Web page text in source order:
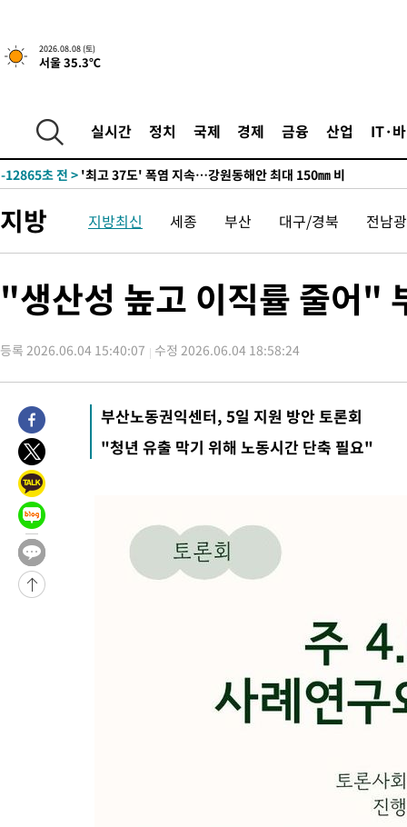
2026.08.08 (토)
서울 35.3℃
실시간 정치 국제 경제 금융 산업 IT·
-6011초 전 >[속보]뉴욕증시 상승 마감…S&P 0.6% 나스닥 1.3%↑
-28709초 전 >극한폭염 한풀 꺾이지만…'낮 최고 35도' 무더위, 열대야 계속
-24244초 전 >
[속보]'압수수색·성접대 논란' 축구협회 "실망과 걱정 안겨드
-12865초 전 >
-5991초 전 > [속보]뉴욕증시 상승 마감…S&P 0.6% 나스닥 1.3%↑
주 날씨]
-25747초 전 >
축구협회 "압수수색·성접대 논란 사과…쇄신의 기회로 삼겠
-24264초 전 >[속보]'압수수색·성접대 논란' 축구협회 "실망과 걱정 안겨드
-6011초 전 >[속보]뉴욕증시 상승 마감…S&P 0.6% 나스닥 1.3%↑
지방 지방최신 세종 부산 대구/경북 전남
"생산성 높고 이직률 줄어"
등록 2026.06.04 15:40:07 수정 2026.06.04 18:58:24
부산노동권익센터, 5일 지원 방안 토론회
"청년 유출 막기 위해 노동시간 단축 필요"